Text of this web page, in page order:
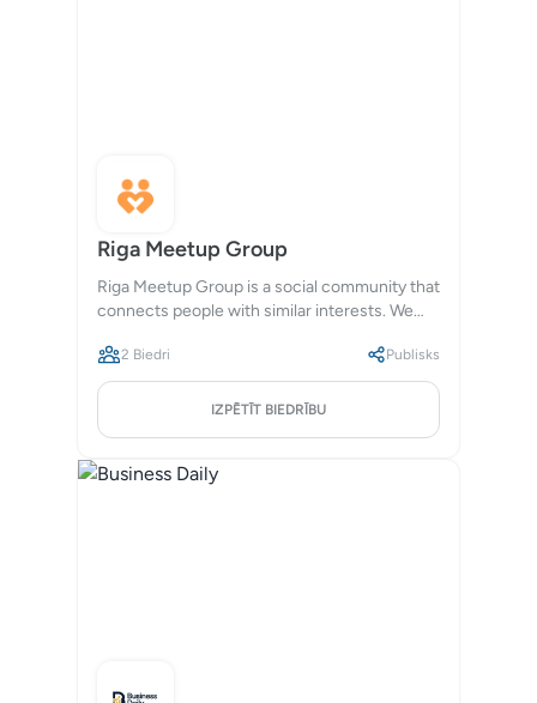
Riga Meetup Group
Riga Meetup Group is a social community that
connects people with similar interests. We
connections and collaborations.
2 Biedri Publisks
IZPĒTĪT BIEDRĪBU